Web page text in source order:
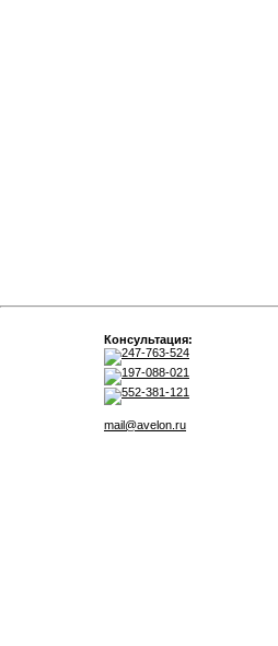
Консультация:
247-763-524
197-088-021
552-381-121
mail@avelon.ru